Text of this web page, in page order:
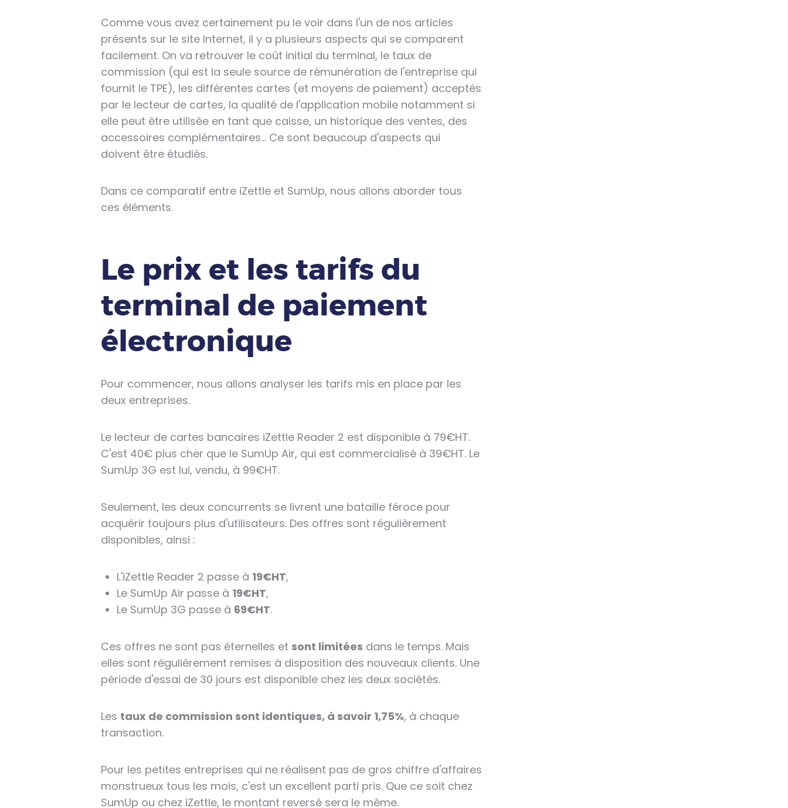
Comme vous avez certainement pu le voir dans l'un de nos articles
présents sur le site Internet, il y a plusieurs aspects qui se comparent
facilement. On va retrouver le coût initial du terminal, le taux de
commission (qui est la seule source de rémunération de l'entreprise qui
fournit le TPE), les différentes cartes (et moyens de paiement) acceptés
par le lecteur de cartes, la qualité de l'application mobile notamment si
elle peut être utilisée en tant que caisse, un historique des ventes, des
accessoires complémentaires… Ce sont beaucoup d'aspects qui
doivent être étudiés.
Dans ce comparatif entre iZettle et SumUp, nous allons aborder tous
ces éléments.
Le prix et les tarifs du
terminal de paiement
électronique
Pour commencer, nous allons analyser les tarifs mis en place par les
deux entreprises.
Le lecteur de cartes bancaires iZettle Reader 2 est disponible à 79€HT.
C'est 40€ plus cher que le SumUp Air, qui est commercialisé à 39€HT. Le
SumUp 3G est lui, vendu, à 99€HT.
Seulement, les deux concurrents se livrent une bataille féroce pour
acquérir toujours plus d'utilisateurs. Des offres sont régulièrement
disponibles, ainsi :
L'iZettle Reader 2 passe à 19€HT,
Le SumUp Air passe à 19€HT,
Le SumUp 3G passe à 69€HT.
Ces offres ne sont pas éternelles et sont limitées dans le temps. Mais
elles sont régulièrement remises à disposition des nouveaux clients. Une
période d'essai de 30 jours est disponible chez les deux sociétés.
Les taux de commission sont identiques, à savoir 1,75%, à chaque
transaction.
Pour les petites entreprises qui ne réalisent pas de gros chiffre d'affaires
monstrueux tous les mois, c'est un excellent parti pris. Que ce soit chez
SumUp ou chez iZettle, le montant reversé sera le même.